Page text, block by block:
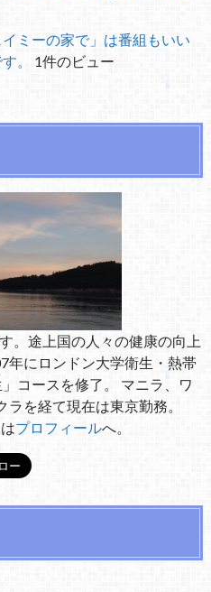
イミーの家で」は番組もいい
。
1件のビュー
。途上国の人々の健康の向上
年にロンドン大学衛生・熱帯
コースを修了。 マニラ、ワ
を経て現在は東京勤務。
プロフィールへ。